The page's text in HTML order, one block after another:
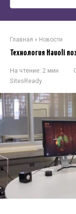
Главная » Новости
Технология Hauoli
На чтение: 2 мин
SitesReady